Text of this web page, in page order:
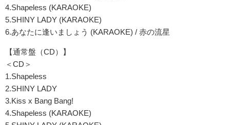
4.Shapeless (KARAOKE)
5.SHINY LADY (KARAOKE)
6.あなたに逢いましょう (KARAOKE) / 赤の流星
【通常盤（CD）】
＜CD＞
1.Shapeless
2.SHINY LADY
3.Kiss x Bang Bang!
4.Shapeless (KARAOKE)